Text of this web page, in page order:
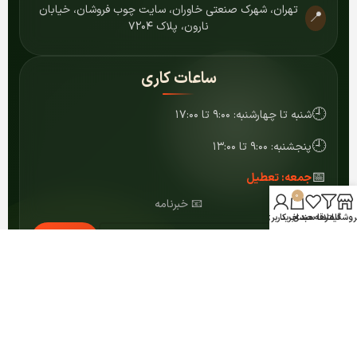
📍
تهران، شهرک صنعتی خاوران، سایت چوب فروشان، خیابان
نارون، پلاک ۷۲۰۴
ساعات کاری
🕘شنبه تا چهارشنبه: ۹:۰۰ تا ۱۷:۰۰
🕘پنجشنبه: ۹:۰۰ تا ۱۳:۰۰
📅جمعه: تعطیل
📧 خبرنامه
فیلترها
علاقه مندی
0
سبد خرید
حساب کاربری من